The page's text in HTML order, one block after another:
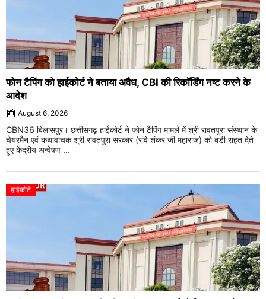
फोन टैपिंग को हाईकोर्ट ने बताया अवैध, CBI की रिकॉर्डिंग नष्ट करने के
आदेश
August 6, 2026
CBN36 बिलासपुर। छत्तीसगढ़ हाईकोर्ट ने फोन टैपिंग मामले में श्री रावतपुरा संस्थान के
चेयरमैन एवं कथावाचक श्री रावतपुरा सरकार (रवि शंकर जी महाराज) को बड़ी राहत देते
हुए केंद्रीय अन्वेषण ...
हाईकोर्ट